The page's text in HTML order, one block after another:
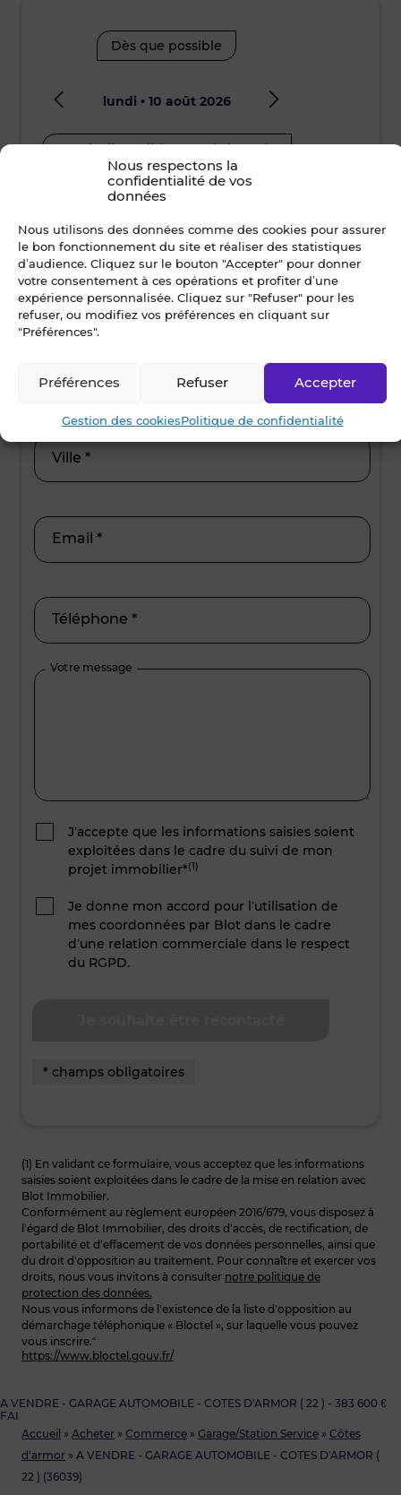
Nous respectons la
confidentialité de vos
données
Nous utilisons des données comme des cookies pour assurer
le bon fonctionnement du site et réaliser des statistiques
d’audience. Cliquez sur le bouton "Accepter" pour donner
votre consentement à ces opérations et profiter d’une
expérience personnalisée. Cliquez sur "Refuser" pour les
refuser, ou modifiez vos préférences en cliquant sur
"Préférences".
Accepter
Refuser
Préférences
Gestion des cookiesPolitique de confidentialité
Accueil » Acheter » Commerce » Garage/Station Service » Côtes
d'armor » A VENDRE - GARAGE AUTOMOBILE - COTES D'ARMOR (
22 ) (36039)
A VENDRE - GARAGE AUTOMOBILE - COTES D'ARMOR ( 22 ) - 383 600 €
FAI
Dès que possible
lundi • 10 août 2026
Je suis disponible toute la journée
12h00 - 14h00 14h00 - 15h30
15h30 - 17h00 17h00 - 19h00
Je suis
12h00 -
15h30 -
Nom *
Prénom *
Ville *
Email *
Téléphone *
Votre message
J’accepte que les informations saisies soient
exploitées dans le cadre du suivi de mon
projet immobilier*(1)
Je donne mon accord pour l’utilisation de
mes coordonnées par Blot dans le cadre
d’une relation commerciale dans le respect
du RGPD.
* champs obligatoires
(1) En validant ce formulaire, vous acceptez que les informations
saisies soient exploitées dans le cadre de la mise en relation avec
Blot Immobilier.
Conformément au règlement européen 2016/679, vous disposez à
l’égard de Blot Immobilier, des droits d’accès, de rectification, de
portabilité et d’effacement de vos données personnelles, ainsi que
du droit d’opposition au traitement. Pour connaître et exercer vos
droits, nous vous invitons à consulter notre politique de
protection des données.
Nous vous informons de l’existence de la liste d’opposition au
démarchage téléphonique « Bloctel », sur laquelle vous pouvez
vous inscrire.“
https://www.bloctel.gouv.fr/